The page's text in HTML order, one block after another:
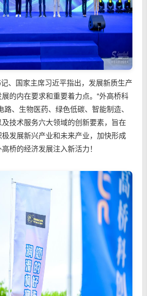
国家主席习近平指出，发展新质生产
的内在要求和重要着力点。“外高桥科
路、生物医药、绿色低碳、智能制造、
技术服务六大领域的创新要素，旨在
发展新兴产业和未来产业，加快形成
桥的经济发展注入新活力！